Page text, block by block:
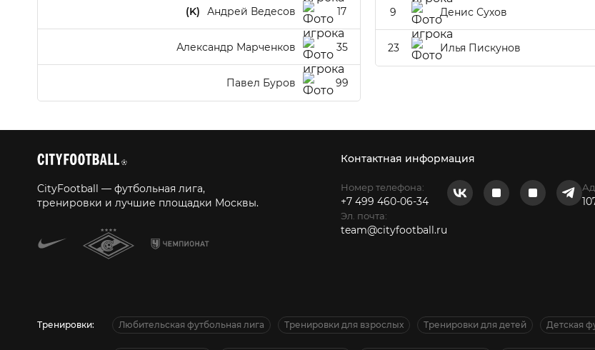
17
Андрей Ведесов
(K)
35
Александр Марченков
99
Павел Буров
9 Денис Сухов
23 Илья Пискунов
CityFootball — футбольная лига,
тренировки и лучшие площадки Москвы.
Контактная информация
Номер телефона:
+7 499 460-06-34
Эл. почта:
team@cityfootball.ru
Тренировки: Любительская футбольная лига Тренировки для взрослых Тренировки для детей Детская